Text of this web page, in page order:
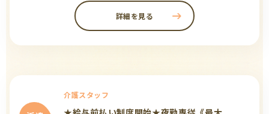
詳細を見る
介護スタッフ